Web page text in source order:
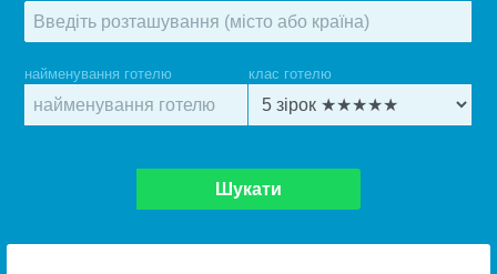
найменування готелю клас готелю
Шукати